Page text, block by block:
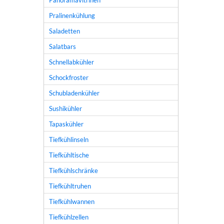
Pralinenkühlung
Saladetten
Salatbars
Schnellabkühler
Schockfroster
Schubladenkühler
Sushikühler
Tapaskühler
Tiefkühlinseln
Tiefkühltische
Tiefkühlschränke
Tiefkühltruhen
Tiefkühlwannen
Tiefkühlzellen